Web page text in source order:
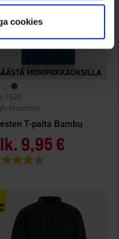
cookies
T-paita Bambu
Mountain
1520
9,95 €